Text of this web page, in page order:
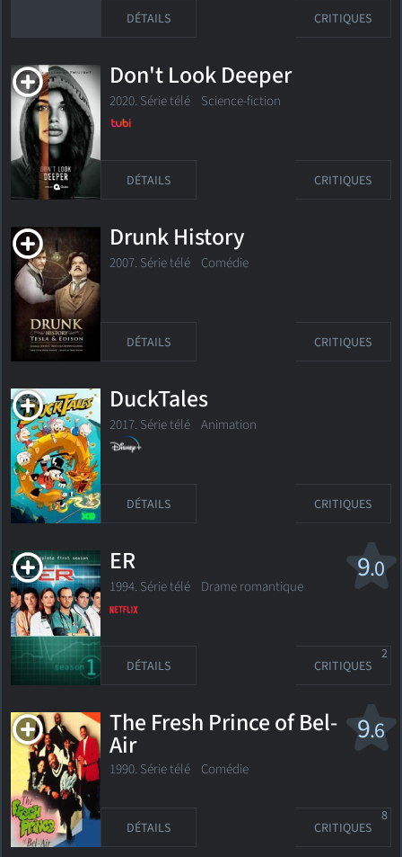
DÉTAILS CRITIQUES
Don't Look Deeper
2020. Série télé Science-fiction
DÉTAILS CRITIQUES
Drunk History
2007. Série télé Comédie
DÉTAILS CRITIQUES
DuckTales
2017. Série télé Animation
DÉTAILS CRITIQUES
9.0
ER
1994. Série télé Drame romantique
DÉTAILS CRITIQUES
2
9.6
The Fresh Prince of Bel-
Air
1990. Série télé Comédie
DÉTAILS CRITIQUES
8